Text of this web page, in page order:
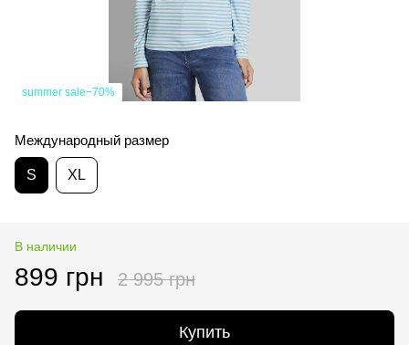
summer sale−70%
Международный размер
S XL
В наличии
899 грн 2 995 грн
Купить